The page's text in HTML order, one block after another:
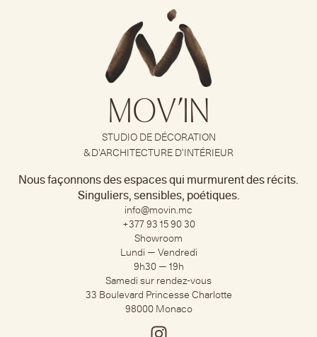
MOV’IN
STUDIO DE DÉCORATION
& D’ARCHITECTURE D’INTÉRIEUR
Nous façonnons des espaces qui murmurent des récits.
Singuliers, sensibles, poétiques.
info@movin.mc
+377 93 15 90 30​
Showroom
Lundi — Vendredi
9h30 — 19h
Samedi sur rendez-vous
33 Boulevard Princesse Charlotte
98000 Monaco